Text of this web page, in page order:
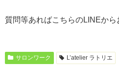
質問等あればこちらのLINEか
サロンワーク L’atelier ラトリエ